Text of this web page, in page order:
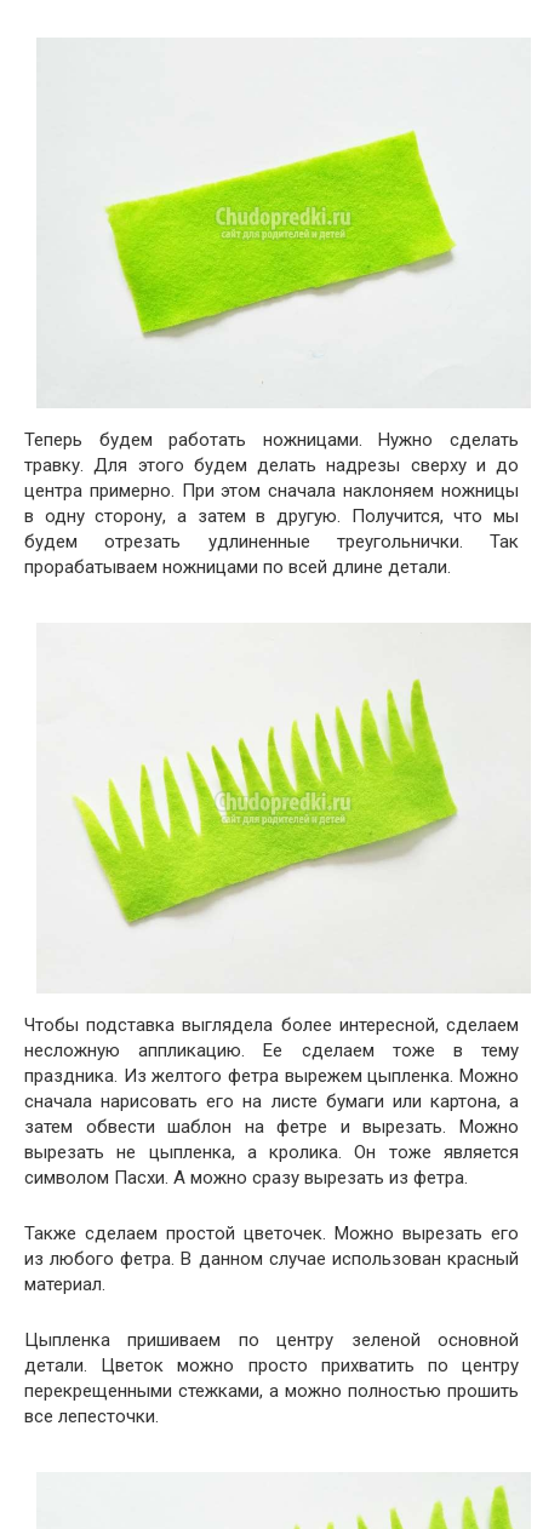
Теперь будем работать ножницами. Нужно сделать
травку. Для этого будем делать надрезы сверху и до
центра примерно. При этом сначала наклоняем ножницы
в одну сторону, а затем в другую. Получится, что мы
будем отрезать удлиненные треугольнички. Так
прорабатываем ножницами по всей длине детали.
Чтобы подставка выглядела более интересной, сделаем
несложную аппликацию. Ее сделаем тоже в тему
праздника. Из желтого фетра вырежем цыпленка. Можно
сначала нарисовать его на листе бумаги или картона, а
затем обвести шаблон на фетре и вырезать. Можно
вырезать не цыпленка, а кролика. Он тоже является
символом Пасхи. А можно сразу вырезать из фетра.
Также сделаем простой цветочек. Можно вырезать его
из любого фетра. В данном случае использован красный
материал.
Цыпленка пришиваем по центру зеленой основной
детали. Цветок можно просто прихватить по центру
перекрещенными стежками, а можно полностью прошить
все лепесточки.